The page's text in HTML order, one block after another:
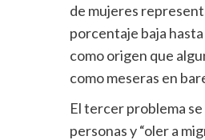
de mujeres
porcentaje baja
como origen que
como meseras en
El tercer problema
personas y “oler a